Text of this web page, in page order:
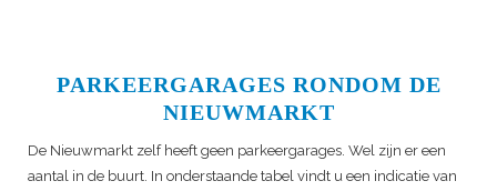
PARKEERGARAGES RONDOM DE
NIEUWMARKT
De Nieuwmarkt zelf heeft geen parkeergarages. Wel zijn er een
aantal in de buurt. In onderstaande tabel vindt u een indicatie van